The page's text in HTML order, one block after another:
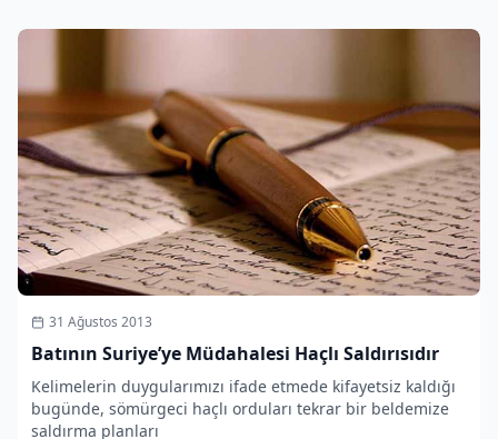
31 Ağustos 2013
Batının Suriye’ye Müdahalesi Haçlı Saldırısıdır
Kelimelerin duygularımızı ifade etmede kifayetsiz kaldığı
bugünde, sömürgeci haçlı orduları tekrar bir beldemize
saldırma planları